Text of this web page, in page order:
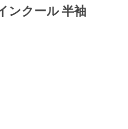
ンクール 半袖